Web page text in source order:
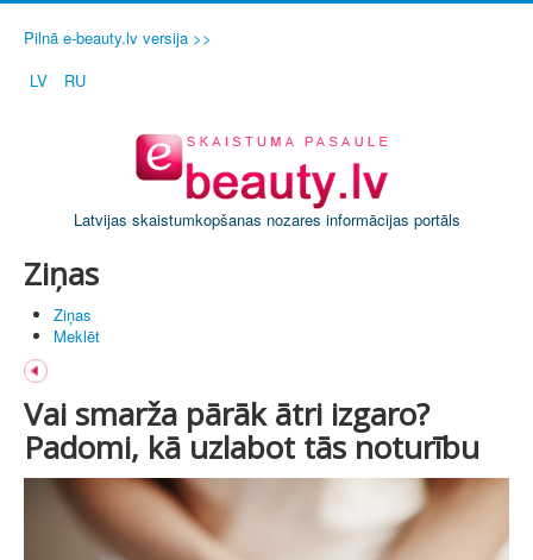
Pilnā e-beauty.lv versija >>
LV
RU
Latvijas skaistumkopšanas nozares informācijas portāls
Ziņas
Ziņas
Meklēt
Vai smarža pārāk ātri izgaro?
Padomi, kā uzlabot tās noturību